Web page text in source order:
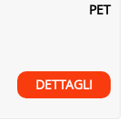
PET
DETTAGLI